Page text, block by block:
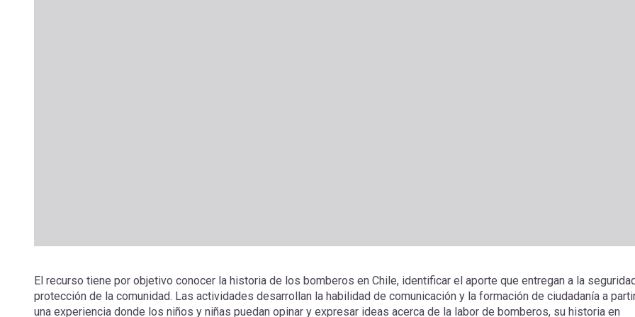
El recurso tiene por objetivo conocer la historia de los bomberos en Chile, identificar el aporte que entregan a la
protección de la comunidad. Las actividades desarrollan la habilidad de comunicación y la formación de ciudadanía a
una experiencia donde los niños y niñas puedan opinar y expresar ideas acerca de la labor de bomberos, su historia en